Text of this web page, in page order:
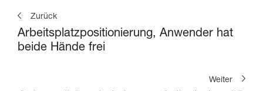
Zurück
Arbeitsplatzpositionierung, Anwender hat
beide Hände frei
Weiter